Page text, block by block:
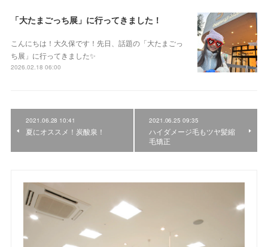
「大たまごっち展」に行ってきました！
こんにちは！大久保です！先日、話題の「大たまごっ
ち展」に行ってきました✨
2026.02.18 06:00
2021.06.28 10:41
夏にオススメ！炭酸泉！
2021.06.25 09:35
ハイダメージ毛もツヤ髪縮
毛矯正